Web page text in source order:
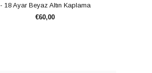
- 18 Ayar Beyaz Altın Kaplama
€60,00